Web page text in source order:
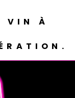
VIN À